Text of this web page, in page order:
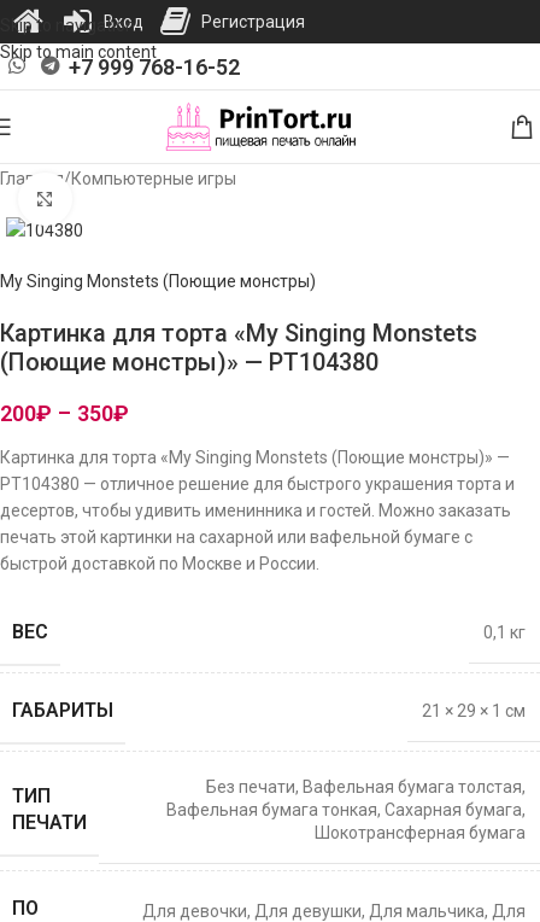
Skip to navigation
Skip to main content
+7 999 768-16-52
Главная/Компьютерные игры
My Singing Monstets (Поющие монстры)
Картинка для торта «My Singing Monstets
(Поющие монстры)» — PT104380
200₽ – 350₽
Картинка для торта «My Singing Monstets (Поющие монстры)» —
PT104380 — отличное решение для быстрого украшения торта и
десертов, чтобы удивить именинника и гостей. Можно заказать
печать этой картинки на сахарной или вафельной бумаге с
быстрой доставкой по Москве и России.
ВЕС 0,1 кг
ГАБАРИТЫ 21 × 29 × 1 см
ТИП
ПЕЧАТИ
Без печати, Вафельная бумага толстая,
Вафельная бумага тонкая, Сахарная бумага,
Шокотрансферная бумага
ПО
Для девочки, Для девушки, Для мальчика, Для
Вход Регистрация